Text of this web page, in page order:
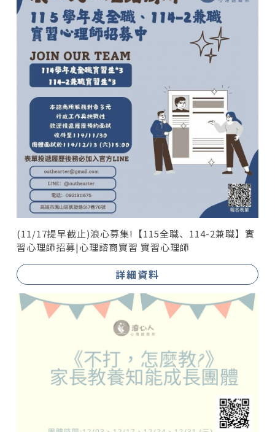
(11/17提早截止)浪心募集!【115全職、114-2兼職】實
習心理師招募|心理諮商實習 實習心理師
詳細資料